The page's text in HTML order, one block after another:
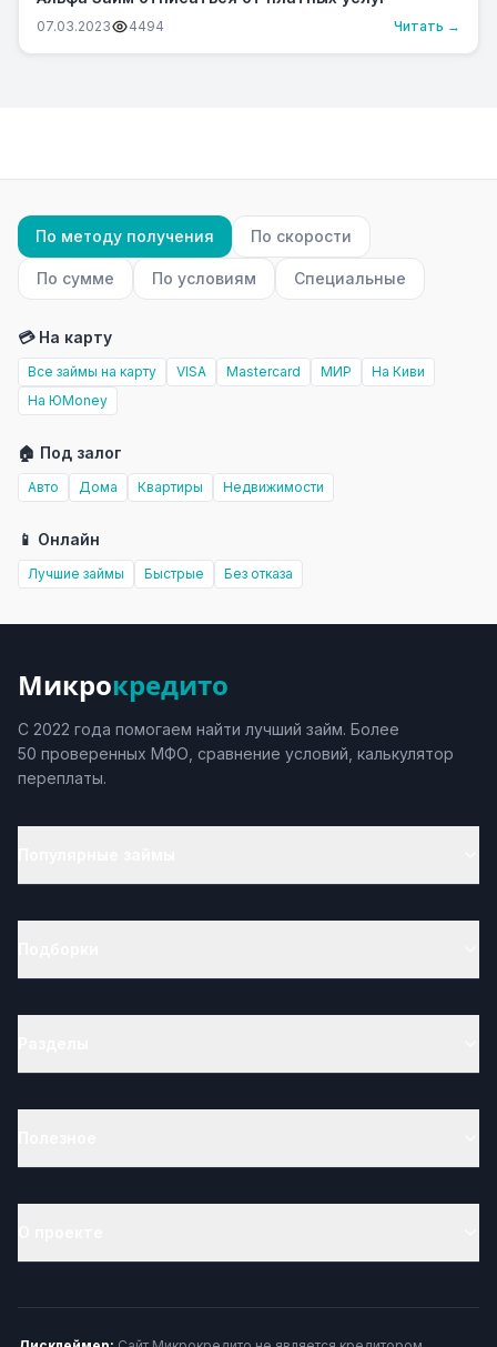
07.03.2023 4494 Читать →
По методу получения По скорости
По сумме По условиям Специальные
💳 На карту
Все займы на карту VISA Mastercard МИР
На Киви
На ЮMoney
🏠 Под залог
Авто Дома Квартиры Недвижимости
📱 Онлайн
Лучшие займы Быстрые Без отказа
Микрокредито
С 2022 года помогаем найти лучший займ. Более
50 проверенных МФО, сравнение условий, калькулятор
переплаты.